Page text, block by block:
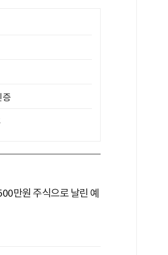
증
만원 주식으로 날린 예